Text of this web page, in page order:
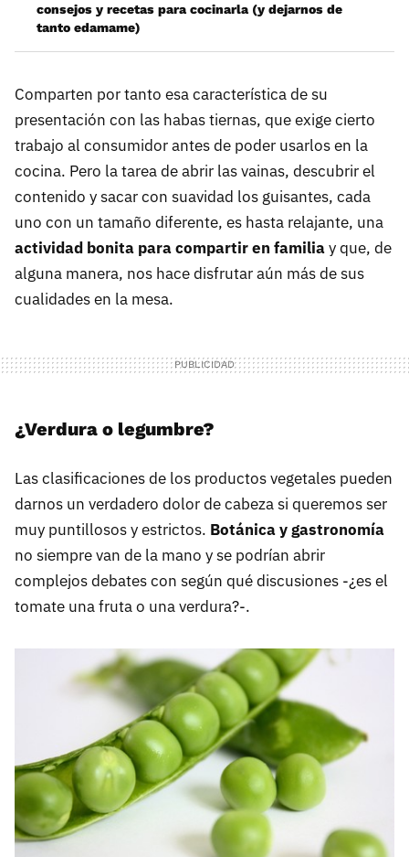
consejos y recetas para cocinarla (y dejarnos de
tanto edamame)
Comparten por tanto esa característica de su
presentación con las habas tiernas, que exige cierto
trabajo al consumidor antes de poder usarlos en la
cocina. Pero la tarea de abrir las vainas, descubrir el
contenido y sacar con suavidad los guisantes, cada
uno con un tamaño diferente, es hasta relajante, una
actividad bonita para compartir en familiay que, de
alguna manera, nos hace disfrutar aún más de sus
cualidades en la mesa.
¿Verdura o legumbre?
Las clasificaciones de los productos vegetales pueden
darnos un verdadero dolor de cabeza si queremos ser
muy puntillosos y estrictos. Botánica y gastronomía
no siempre van de la mano y se podrían abrir
complejos debates con según qué discusiones -¿es el
tomate una fruta o una verdura?-.